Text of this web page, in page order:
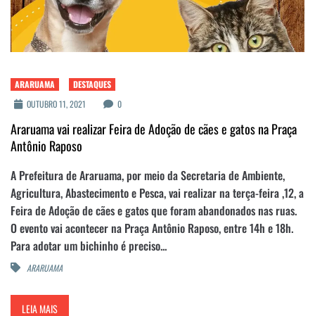
ARARUAMA
DESTAQUES
OUTUBRO 11, 2021
0
Araruama vai realizar Feira de Adoção de cães e gatos na Praça
Antônio Raposo
A Prefeitura de Araruama, por meio da Secretaria de Ambiente,
Agricultura, Abastecimento e Pesca, vai realizar na terça-feira ,12, a
Feira de Adoção de cães e gatos que foram abandonados nas ruas.
O evento vai acontecer na Praça Antônio Raposo, entre 14h e 18h.
Para adotar um bichinho é preciso...
ARARUAMA
LEIA MAIS